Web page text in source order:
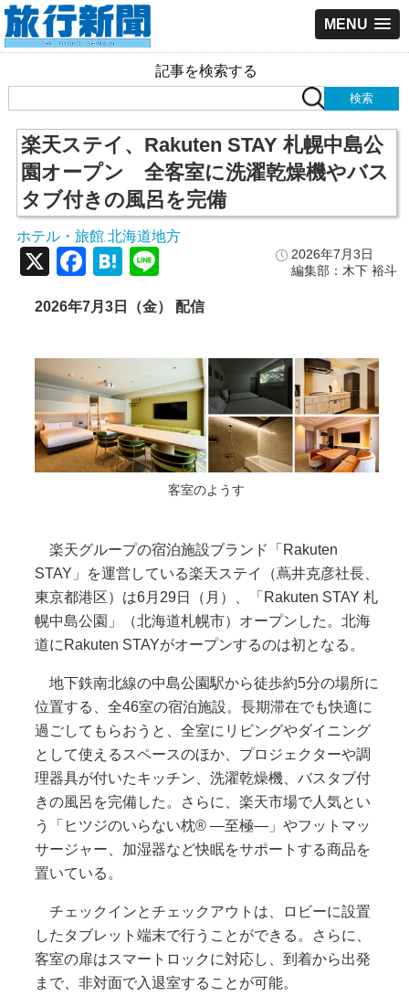
MENU
記事を検索する
楽天ステイ、Rakuten STAY 札幌中島公
園オープン 全客室に洗濯乾燥機やバス
タブ付きの風呂を完備
ホテル・旅館 北海道地方
2026年7月3日
編集部：木下 裕斗
X Facebook
Hatena
2026年7月3日（金） 配信
客室のようす
楽天グループの宿泊施設ブランド「Rakuten
STAY」を運営している楽天ステイ（蔦井克彦社長、
東京都港区）は6月29日（月）、「Rakuten STAY 札
幌中島公園」（北海道札幌市）オープンした。北海
道にRakuten STAYがオープンするのは初となる。
地下鉄南北線の中島公園駅から徒歩約5分の場所に
位置する、全46室の宿泊施設。長期滞在でも快適に
過ごしてもらおうと、全室にリビングやダイニング
として使えるスペースのほか、プロジェクターや調
理器具が付いたキッチン、洗濯乾燥機、バスタブ付
きの風呂を完備した。さらに、楽天市場で人気とい
う「ヒツジのいらない枕® ―至極―」やフットマッ
サージャー、加湿器など快眠をサポートする商品を
置いている。
チェックインとチェックアウトは、ロビーに設置
したタブレット端末で行うことができる。さらに、
客室の扉はスマートロックに対応し、到着から出発
まで、非対面で入退室することが可能。